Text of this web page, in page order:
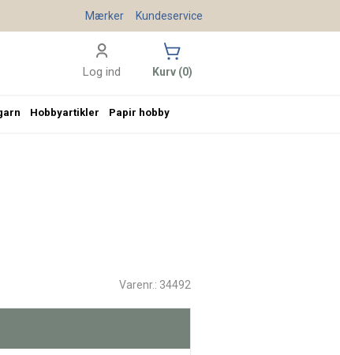
Varenr.: 34492
Kundeservice
Mærker
Log ind Kurv (0)
Hobbyartikler Papir hobby